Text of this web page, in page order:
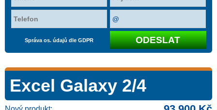
Správa os. údajů dle GDPR
Excel Galaxy 2/4